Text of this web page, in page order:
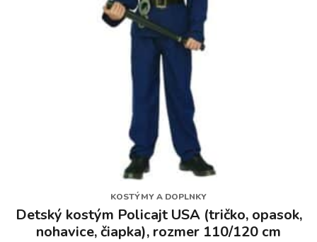
KOSTÝMY A DOPLNKY
Detský kostým Policajt USA (tričko, opasok,
nohavice, čiapka), rozmer 110/120 cm